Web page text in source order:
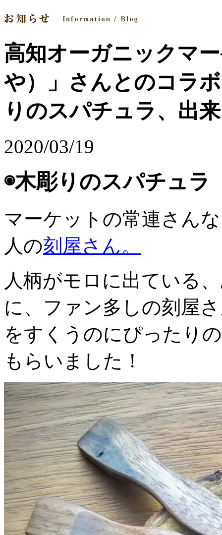
高知オーガニックマ
や）」さんとのコラ
りのスパチュラ、出
2020/03/19
◉木彫りのスパチュ
マーケットの常連さん
人の刻屋さん。
人柄がモロに出ている
に、ファン多しの刻屋
をすくうのにぴったり
もらいました！